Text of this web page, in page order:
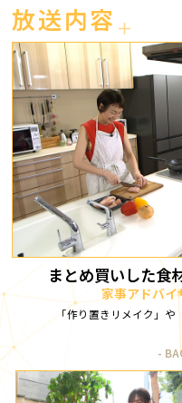
放送内容
まとめ買いした
家事アドバイ
「作り置きリメイク」や